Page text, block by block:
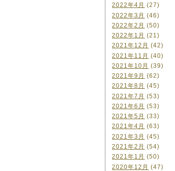
2022年4月 (27)
2022年3月 (46)
2022年2月 (50)
2022年1月 (21)
2021年12月 (42)
2021年11月 (40)
2021年10月 (39)
2021年9月 (62)
2021年8月 (45)
2021年7月 (53)
2021年6月 (53)
2021年5月 (33)
2021年4月 (63)
2021年3月 (45)
2021年2月 (54)
2021年1月 (50)
2020年12月 (47)